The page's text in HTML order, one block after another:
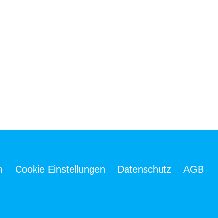
Cookie Einstellungen Datenschutz AGB